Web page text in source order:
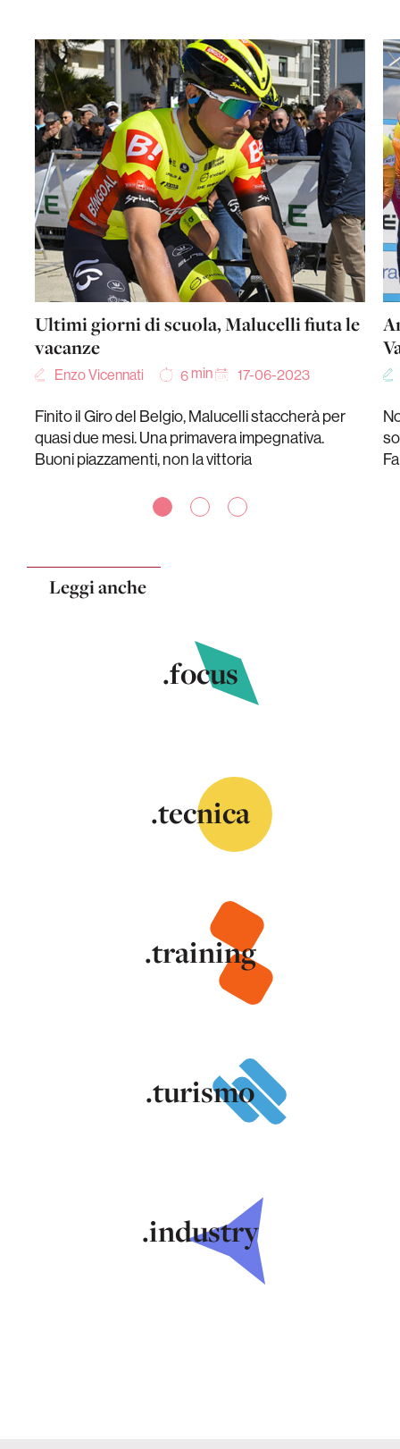
Ultimi giorni di scuola, Malucelli fiuta le
vacanze
Enzo Vicennati 6 min 17-06-2023
Finito il Giro del Belgio, Malucelli staccherà per
quasi due mesi. Una primavera impegnativa.
Buoni piazzamenti, non la vittoria
Leggi anche
.focus
.tecnica
.training
.turismo
.industry